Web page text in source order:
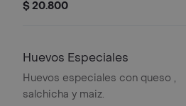
$ 20.800
Huevos Especiales
Huevos especiales con queso ,
salchicha y maiz.